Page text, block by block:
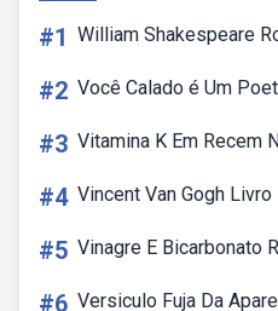
#1 William Shakespeare
#2 Você Calado é Um
#3 Vitamina K Em Recem
#4 Vincent Van Gogh Livro
#5 Vinagre E Bicarbonato
#6 Versiculo Fuja Da